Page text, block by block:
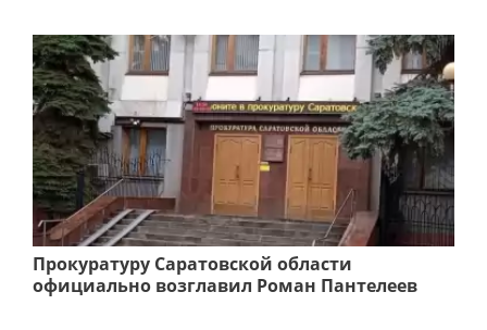
Прокуратуру Саратовской области
официально возглавил Роман Пантелеев